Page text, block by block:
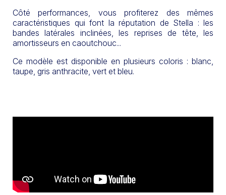
Côté performances, vous profiterez des mêmes
caractéristiques qui font la réputation de Stella : les
bandes latérales inclinées, les reprises de tête, les
amortisseurs en caoutchouc...
Ce modèle est disponible en plusieurs coloris : blanc,
taupe, gris anthracite, vert et bleu.